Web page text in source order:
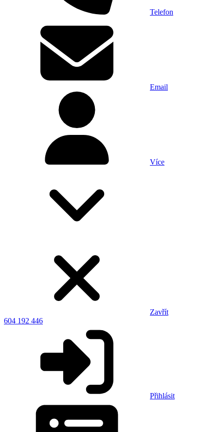
Telefon
Email
Více
Zavřít
604 192 446
Přihlásit